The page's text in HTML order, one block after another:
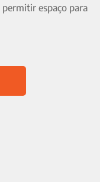
permitir espaço para